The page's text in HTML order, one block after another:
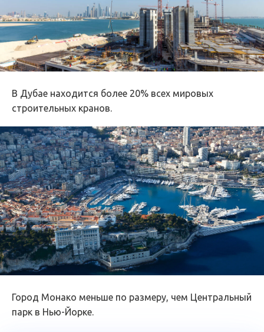
В Дубае находится более 20% всех мировых
строительных кранов.
Город Монако меньше по размеру, чем Центральный
парк в Нью-Йорке.